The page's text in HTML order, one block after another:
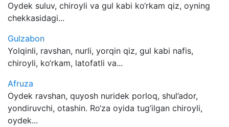
Oydek suluv, chiroyli va gul kabi ko‘rkam qiz, oyning
chekkasidagi...
Gulzabon
Yolqinli, ravshan, nurli, yorqin qiz, gul kabi nafis,
chiroyli, ko‘rkam, latofatli va...
Afruza
Oydek ravshan, quyosh nuridek porloq, shul’ador,
yondiruvchi, otashin. Ro‘za oyida tug‘ilgan chiroyli,
oydek...